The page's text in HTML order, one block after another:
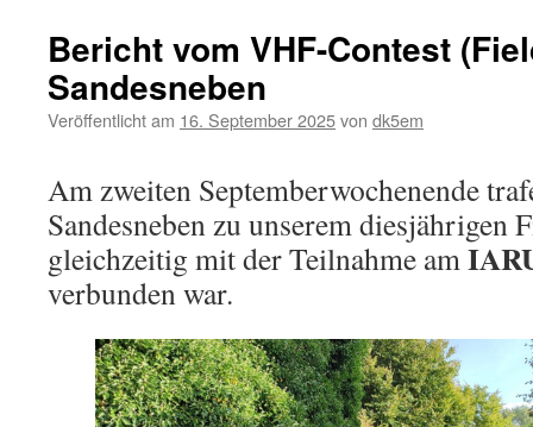
Bericht vom VHF-Contest
Sandesneben
Veröffentlicht am 16. September 2025von dk5em
Am zweiten Septemberwochenende
Sandesneben zu unserem diesjährigen
gleichzeitig mit der Teilnahme am
verbunden war.